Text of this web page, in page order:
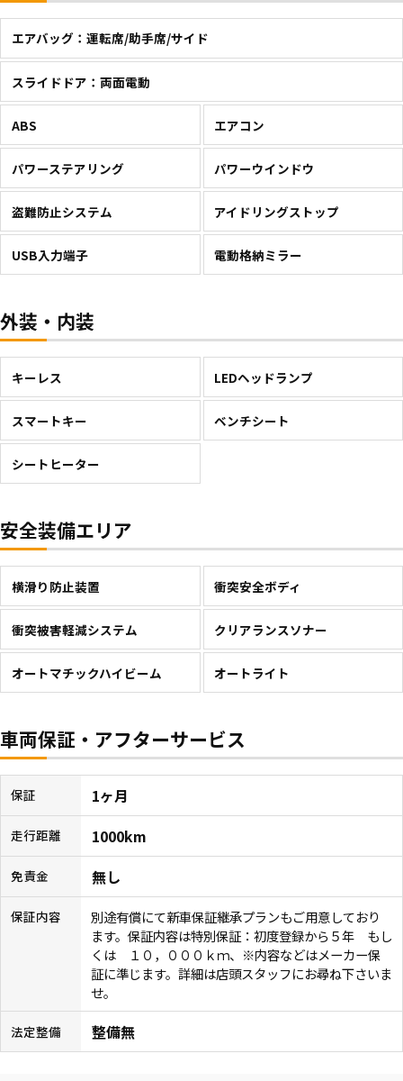
エアバッグ：運転席/助手席/サイド
スライドドア：両面電動
ABS エアコン
パワーステアリング パワーウインドウ
盗難防止システム アイドリングストップ
USB入力端子 電動格納ミラー
外装・内装
キーレス LEDヘッドランプ
スマートキー ベンチシート
シートヒーター
安全装備エリア
横滑り防止装置 衝突安全ボディ
衝突被害軽減システム クリアランスソナー
オートマチックハイビーム オートライト
車両保証・アフターサービス
保証 1ヶ月
走行距離 1000km
免責金 無し
保証内容
別途有償にて新車保証継承プランもご用意しており
ます。保証内容は特別保証：初度登録から５年 もし
くは １０，０００ｋｍ、※内容などはメーカー保
証に準じます。詳細は店頭スタッフにお尋ね下さいま
せ。
法定整備 整備無